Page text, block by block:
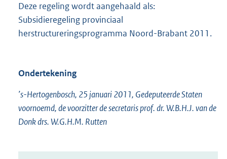
Deze regeling wordt aangehaald als:
Subsidieregeling provinciaal
herstructureringsprogramma Noord-Brabant 2011.
Ondertekening
’s-Hertogenbosch, 25 januari 2011, Gedeputeerde Staten
voornoemd, de voorzitter de secretaris prof. dr. W.B.H.J. van de
Donk drs. W.G.H.M. Rutten